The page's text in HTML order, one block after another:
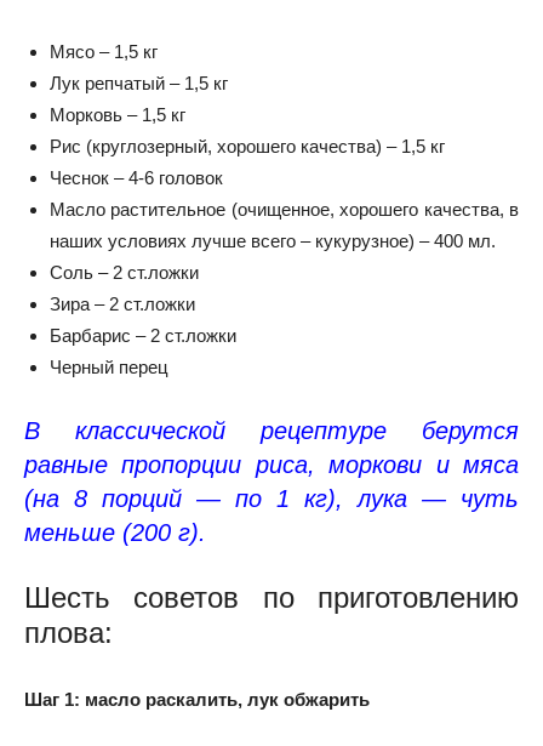
Мясо – 1,5 кг
Лук репчатый – 1,5 кг
Морковь – 1,5 кг
Рис (круглозерный, хорошего качества) – 1,5 кг
Чеснок – 4-6 головок
Масло растительное (очищенное, хорошего качества, в
наших условиях лучше всего – кукурузное) – 400 мл.
Соль – 2 ст.ложки
Зира – 2 ст.ложки
Барбарис – 2 ст.ложки
Черный перец
В классической рецептуре берутся
равные пропорции риса, моркови и мяса
(на 8 порций — по 1 кг), лука — чуть
меньше (200 г).
Шесть советов по приготовлению
плова:
Шаг 1: масло раскалить, лук обжарить